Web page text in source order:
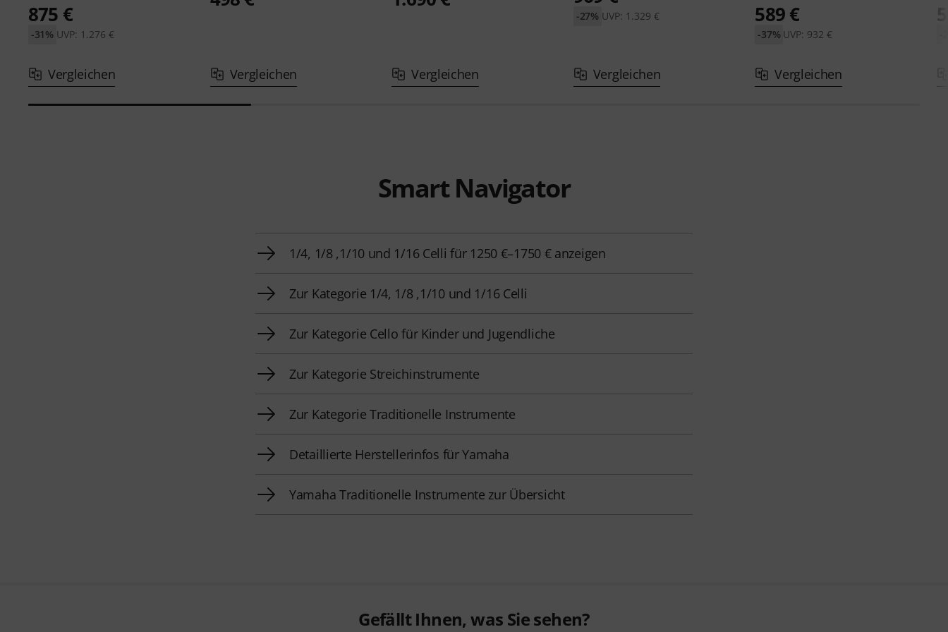
875 €
UVP: 1.276 €
-31%
Vergleichen Vergleichen Vergleichen
UVP: 1.329 €
-27%
Vergleichen
589 €
UVP: 932 €
-37%
Vergleichen
Smart Navigator
1/4, 1/8 ,1/10 und 1/16 Celli für 1250 €–1750 € anzeigen
Zur Kategorie 1/4, 1/8 ,1/10 und 1/16 Celli
Zur Kategorie Cello für Kinder und Jugendliche
Zur Kategorie Streichinstrumente
Zur Kategorie Traditionelle Instrumente
Detaillierte Herstellerinfos für Yamaha
Yamaha Traditionelle Instrumente zur Übersicht
Gefällt Ihnen, was Sie sehen?